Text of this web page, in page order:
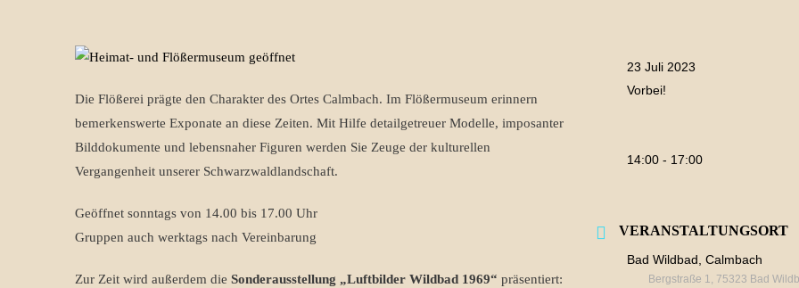
Die Flößerei prägte den Charakter des Ortes Calmbach. Im Flößermuseum erinnern
bemerkenswerte Exponate an diese Zeiten. Mit Hilfe detailgetreuer Modelle, imposanter
Bilddokumente und lebensnaher Figuren werden Sie Zeuge der kulturellen
Vergangenheit unserer Schwarzwaldlandschaft.
Geöffnet sonntags von 14.00 bis 17.00 Uhr
Gruppen auch werktags nach Vereinbarung
Zur Zeit wird außerdem die Sonderausstellung „Luftbilder Wildbad 1969“ präsentiert:
23 Juli 2023
Vorbei!
14:00 - 17:00
VERANSTALTUNGSORT
Bad Wildbad, Calmbach
Bergstraße 1, 75323 Bad